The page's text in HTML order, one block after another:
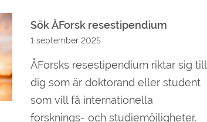
Sök ÅForsk resestipendium
1 september 2025
ÅForsks resestipendium riktar sig till
dig som är doktorand eller student
som vill få internationella
forsknings- och studiemöjligheter.